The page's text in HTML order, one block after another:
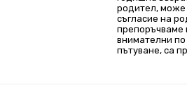
родител, може
съгласие на
препоръчваме
внимателни по
пътуване, са